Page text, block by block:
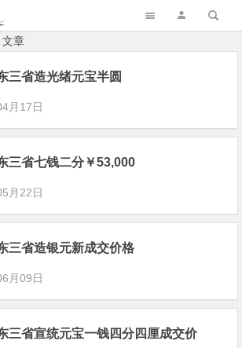
文章
三省造光绪元宝半圆
月17日
三省七钱二分￥53,000
月22日
三省造银元新成交价格
月09日
三省宣统元宝一钱四分四厘成交价